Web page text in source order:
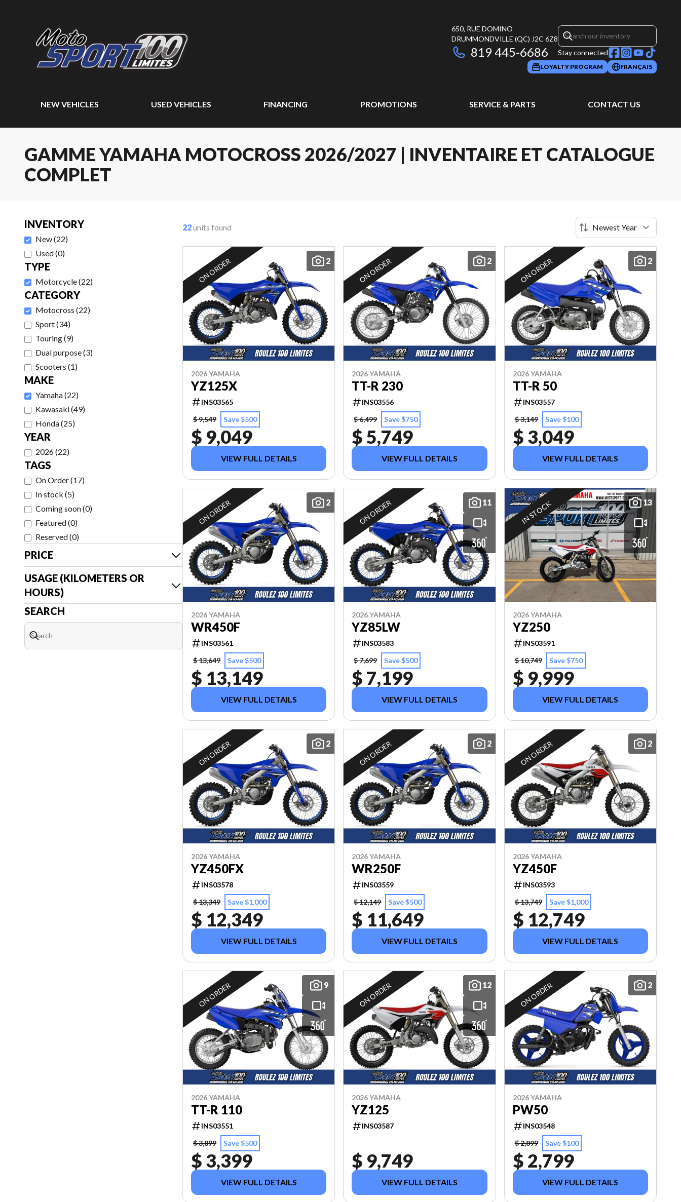
650, RUE DOMINO
DRUMMONDVILLE (QC) J2C 6Z8
819 445-6686 Stay connected
LOYALTY PROGRAM FRANÇAIS
NEW VEHICLES USED VEHICLES FINANCING PROMOTIONS SERVICE & PARTS CONTACT US
GAMME YAMAHA MOTOCROSS 2026/2027 | INVENTAIRE ET CATALOGUE
COMPLET
INVENTORY
New(22)
Used(0)
TYPE
Motorcycle(22)
CATEGORY
Motocross (22)
Sport(34)
Touring(9)
Dual purpose(3)
Scooters (1)
MAKE
Yamaha(22)
Kawasaki(49)
Honda(25)
YEAR
2026(22)
TAGS
On Order(17)
In stock (5)
Coming soon(0)
Featured(0)
Reserved(0)
PRICE
USAGE (KILOMETERS OR
HOURS)
SEARCH
22units found
2
ON ORDER
2026 YAMAHA
YZ125X
INS03565
$ 9,549
Save $500
$ 9,049
VIEW FULL DETAILS
2
ON ORDER
2026 YAMAHA
TT-R 230
INS03556
$ 6,499
Save $750
$ 5,749
VIEW FULL DETAILS
2
ON ORDER
2026 YAMAHA
TT-R 50
INS03557
$ 3,149
Save $100
$ 3,049
VIEW FULL DETAILS
2
ON ORDER
2026 YAMAHA
WR450F
INS03561
$ 13,649
Save $500
$ 13,149
VIEW FULL DETAILS
11
ON ORDER
2026 YAMAHA
YZ85LW
INS03583
$ 7,699
Save $500
$ 7,199
VIEW FULL DETAILS
13
IN STOCK
2026 YAMAHA
YZ250
INS03591
$ 10,749
Save $750
$ 9,999
VIEW FULL DETAILS
2
ON ORDER
2026 YAMAHA
YZ450FX
INS03578
$ 13,349
Save $1,000
$ 12,349
VIEW FULL DETAILS
2
ON ORDER
2026 YAMAHA
WR250F
INS03559
$ 12,149
Save $500
$ 11,649
VIEW FULL DETAILS
2
ON ORDER
2026 YAMAHA
YZ450F
INS03593
$ 13,749
Save $1,000
$ 12,749
VIEW FULL DETAILS
9
ON ORDER
2026 YAMAHA
TT-R 110
INS03551
$ 3,899
Save $500
$ 3,399
VIEW FULL DETAILS
12
ON ORDER
2026 YAMAHA
YZ125
INS03587
$ 9,749
VIEW FULL DETAILS
2
ON ORDER
2026 YAMAHA
PW50
INS03548
$ 2,899
Save $100
$ 2,799
VIEW FULL DETAILS